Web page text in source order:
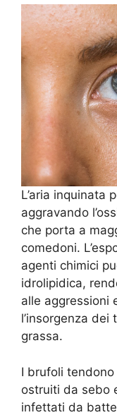
L’aria inquinata
aggravando
che porta a
comedoni.
agenti chimici
idrolipidica,
alle aggressioni
l’insorgenza
grassa.
I brufoli
ostruiti da sebo
infettati da